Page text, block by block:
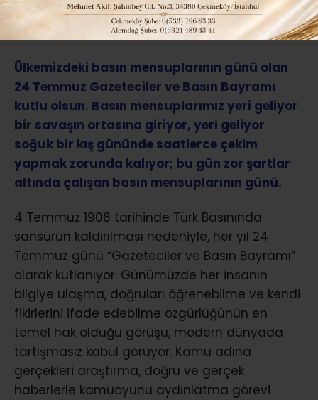
ABONE OL
Ülkemizdeki basın mensuplarının günü olan
24 Temmuz Gazeteciler ve Basın Bayramı
kutlu olsun. Basın mensuplarımız yeri geliyor
bir savaşın ortasına giriyor, yeri geliyor
soğuk bir kış gününde saatlerce çekim
yapmak zorunda kalıyor; bu gün zor şartlar
altında çalışan basın mensuplarının günü.
4 Temmuz 1908 tarihinde Türk Basınında
sansürün kaldırılması nedeniyle, her yıl 24
Temmuz günü “Gazeteciler ve Basın Bayramı”
olarak kutlanıyor. Günümüzde her insanın
bilgiye ulaşma, doğruları öğrenebilme ve kendi
fikirlerini ifade edebilme özgürlüğünün en
temel hak olduğu görüşü, modern dünyada
tartışmasız kabul görüyor. Kamu adına
gerçekleri araştırma, doğru ve gerçek
haberlerle kamuoyunu aydınlatma görevi